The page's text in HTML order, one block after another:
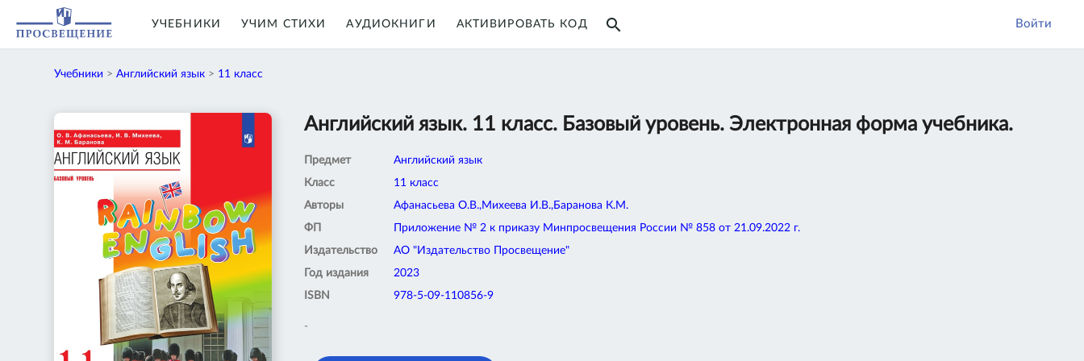
УЧЕБНИКИ УЧИМ СТИХИ АУДИОКНИГИ АКТИВИРОВАТЬ КОД search Войти
Учебники >Английский язык > 11 класс
Английский язык. 11 класс. Базовый уровень. Электронная форма учебника.
Предмет
Английский язык
Класс
11 класс
Авторы
Афанасьева О.В.,Михеева И.В.,Баранова К.М.
ФП
Приложение № 2 к приказу Минпросвещения России № 858 от 21.09.2022 г.
Издательство
АО "Издательство Просвещение"
Год издания
2023
ISBN
978-5-09-110856-9
-